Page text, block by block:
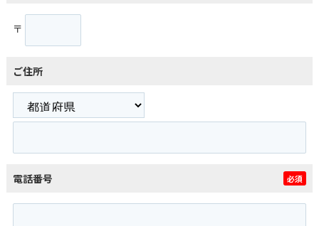
〒
ご住所
電話番号 必須